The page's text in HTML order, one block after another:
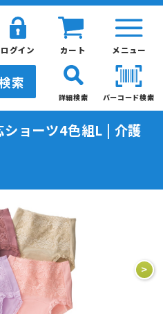
メニュー
カート
ログイン
索
バーコード検索
詳細検索
ショーツ4色組L | 介護
>